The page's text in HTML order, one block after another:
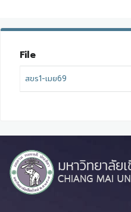
File
สขร1-เมย69